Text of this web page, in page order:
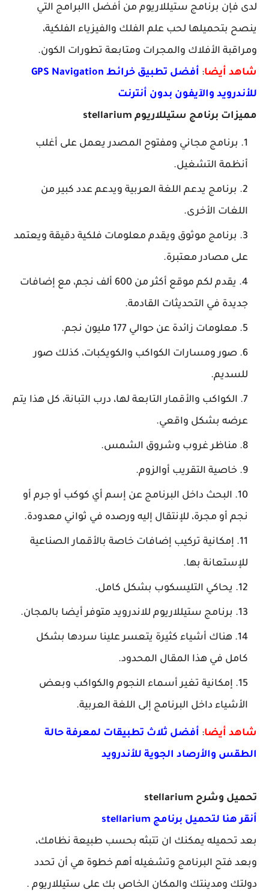
لدى فإن برنامج ستيللاريوم من أفضل االبرامج التي
ينصح بتحميلها لحب علم الفلك والفيزياء الفلكية،
ومراقبة الأفلاك والمجرات ومتابعة تطورات الكون.
شاهد أيضا:
أفضل تطبيق خرائط GPS Navigation
للأندرويد والآيفون بدون أنترنت
مميزات برنامج ستيللاريوم stellarium
برنامج مجاني ومفتوح المصدر يعمل على أغلب
أنظمة التشغيل.
برنامج يدعم اللغة العربية ويدعم عدد كبير من
اللغات الأخرى.
برنامج موثوق ويقدم معلومات فلكية دقيقة ويعتمد
على مصادر معتبرة.
يقدم لكم موقع أكثر من 600 ألف نجم، مع إضافات
جديدة في التحديثات القادمة.
معلومات زائدة عن حوالي 177 مليون نجم.
صور ومسارات الكواكب والكويكبات، كذلك صور
للسديم.
الكواكب والأقمار التابعة لها، درب التبانة، كل هذا يتم
عرضه بشكل واقعي.
مناظر غروب وشروق الشمس.
خاصية التقريب أوالزوم.
البحث داخل البرنامج عن إسم أي كوكب أو جرم أو
نجم أو مجرة، للإنتقال إليه ورصده في ثواني معدودة.
إمكانية تركيب إضافات خاصة بالأقمار الصناعية
للإستعانة بها.
يحاكي التليسكوب بشكل كامل.
برنامج ستيللاريوم للاندرويد متوفر أيضا بالمجان.
هناك أشياء كثيرة يتعسر علينا سردها بشكل
كامل في هذا المقال المحدود.
إمكانية تغير أسماء النجوم والكواكب وبعض
الأشياء داخل البرنامج إلى اللغة العربية.
شاهد أيضا: أفضل ثلاث تطبيقات لمعرفة حالة
الطقس والأرصاد الجوية للأندرويد
تحميل وشرح stellarium
أنقر هنا لتحميل برنامج stellarium
بعد تحميله يمكنك ان تتبثه بحسب طبيعة نظامك،
وبعد فتح البرنامج وتشغيله أهم خطوة هي أن تحدد
دولتك ومدينتك والمكان الخاص بك على ستيللاريوم .